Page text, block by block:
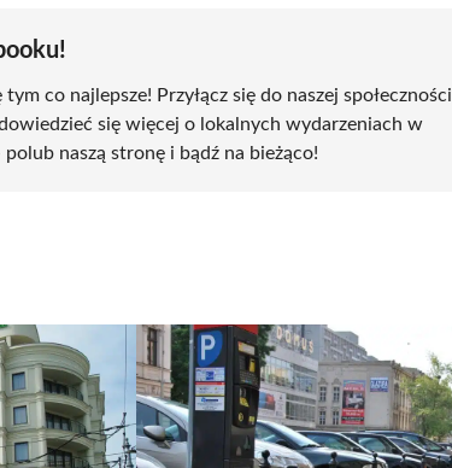
co najlepsze! Przyłącz się do naszej społeczności
się więcej o lokalnych wydarzeniach w
naszą stronę i bądź na bieżąco!